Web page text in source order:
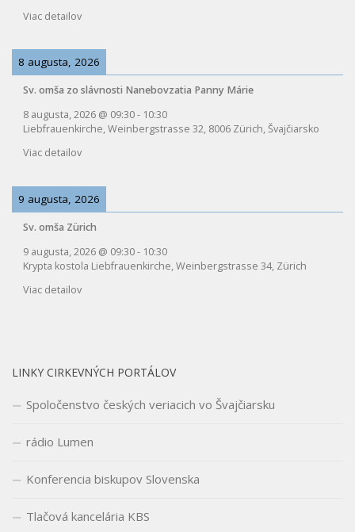
Viac detailov
8 augusta, 2026
Sv. omša zo slávnosti Nanebovzatia Panny Márie
8 augusta, 2026 @ 09:30- 10:30
Liebfrauenkirche, Weinbergstrasse 32, 8006 Zürich, Švajčiarsko
Viac detailov
9 augusta, 2026
Sv. omša Zürich
9 augusta, 2026 @ 09:30- 10:30
Krypta kostola Liebfrauenkirche, Weinbergstrasse 34, Zürich
Viac detailov
LINKY CIRKEVNÝCH PORTÁLOV
Spoločenstvo českých veriacich vo Švajčiarsku
rádio Lumen
Konferencia biskupov Slovenska
Tlačová kancelária KBS